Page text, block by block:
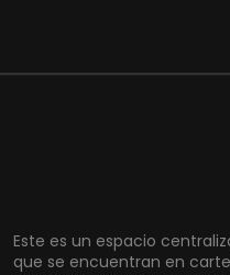
Este es un espacio
que se encuentran en